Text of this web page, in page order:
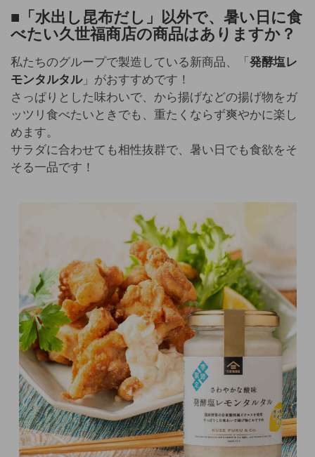
■「水出し 昆布だし」以外で、暑い日に食
べたい久世福商店の商品はありますか？
私たちのグループで製造している新商品、「 発酵塩レ
モンタルタル」がおすすめです！
さっぱりとした味わいで、から揚げなどの揚げ物をガ
ッツリ食べたいときでも、重たくならず爽やかに楽し
めます。
サラダに合わせても相性抜群で、暑い日でも食欲をそ
そる一品です！